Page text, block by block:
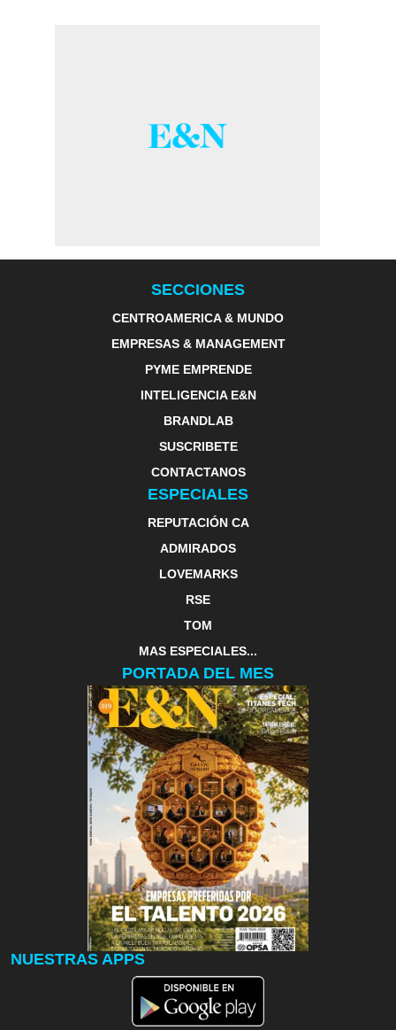
SECCIONES
CENTROAMERICA & MUNDO
EMPRESAS & MANAGEMENT
PYME EMPRENDE
INTELIGENCIA E&N
BRANDLAB
SUSCRIBETE
CONTACTANOS
ESPECIALES
REPUTACIÓN CA
ADMIRADOS
LOVEMARKS
RSE
TOM
MAS ESPECIALES...
PORTADA DEL MES
NUESTRAS APPS